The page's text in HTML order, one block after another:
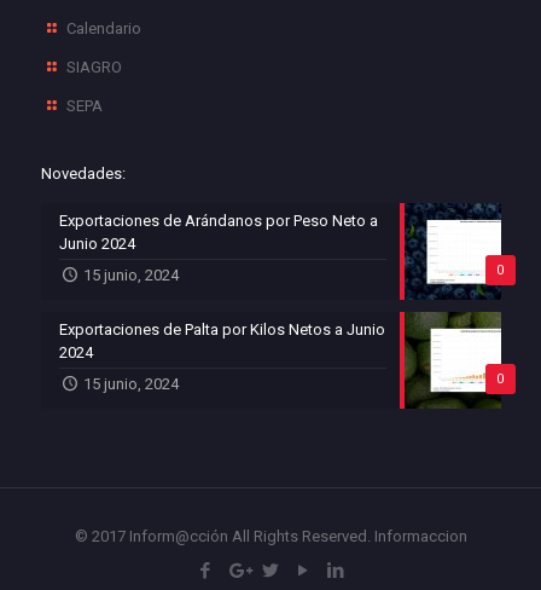
Calendario
SIAGRO
SEPA
Novedades:
0
Exportaciones de Arándanos por Peso Neto a
Junio 2024
15 junio, 2024
0
Exportaciones de Palta por Kilos Netos a Junio
2024
15 junio, 2024
© 2017 Inform@cción All Rights Reserved. Informaccion